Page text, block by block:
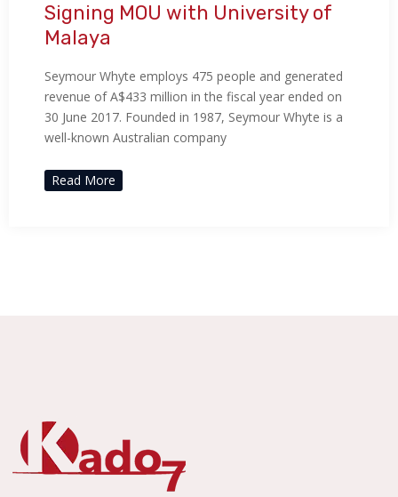
Signing MOU with University of
Malaya
Seymour Whyte employs 475 people and generated
revenue of A$433 million in the fiscal year ended on
30 June 2017. Founded in 1987, Seymour Whyte is a
well-known Australian company
Read More